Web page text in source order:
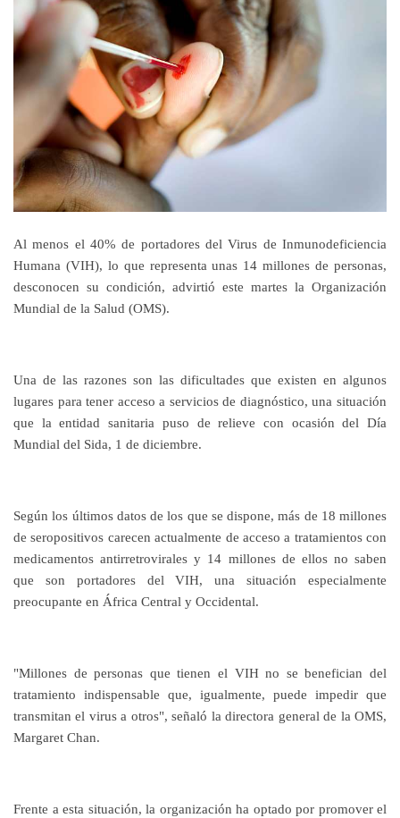
Al menos el 40% de portadores del Virus de Inmunodeficiencia
Humana (VIH), lo que representa unas 14 millones de personas,
desconocen su condición, advirtió este martes la Organización
Mundial de la Salud (OMS).
Una de las razones son las dificultades que existen en algunos
lugares para tener acceso a servicios de diagnóstico, una situación
que la entidad sanitaria puso de relieve con ocasión del Día
Mundial del Sida, 1 de diciembre.
Según los últimos datos de los que se dispone, más de 18 millones
de seropositivos carecen actualmente de acceso a tratamientos con
medicamentos antirretrovirales y 14 millones de ellos no saben
que son portadores del VIH, una situación especialmente
preocupante en África Central y Occidental.
"Millones de personas que tienen el VIH no se benefician del
tratamiento indispensable que, igualmente, puede impedir que
transmitan el virus a otros", señaló la directora general de la OMS,
Margaret Chan.
Frente a esta situación, la organización ha optado por promover el